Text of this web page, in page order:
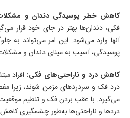
کاهش خطر پوسیدگی دندان و
فکی، دندان‌ها بهتر در جای خود قرار
آنها وارد می‌شود. این امر می‌تواند به
پوسیدگی، آسیب به مینای دندان و
کاهش درد و ناراحتی‌های فکی: افراد
درد فک و سردردهای مزمن شوند، زیرا
می‌گیرد. با عقب بردن فک و تنظیم
دردها و ناراحتی‌ها به‌طور چشمگیری